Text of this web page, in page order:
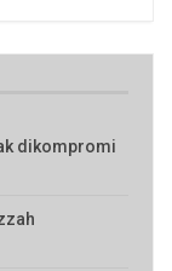
dikompromi